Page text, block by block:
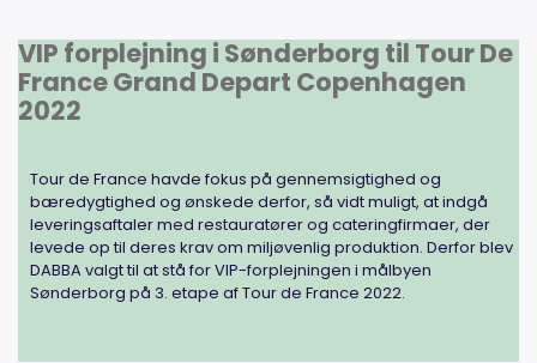
VIP forplejning i Sønderborg til Tour De
France Grand Depart Copenhagen
2022
Tour de France havde fokus på gennemsigtighed og
bæredygtighed og ønskede derfor, så vidt muligt, at indgå
leveringsaftaler med restauratører og cateringfirmaer, der
levede op til deres krav om miljøvenlig produktion. Derfor blev
DABBA valgt til at stå for VIP-forplejningen i målbyen
Sønderborg på 3. etape af Tour de France 2022.